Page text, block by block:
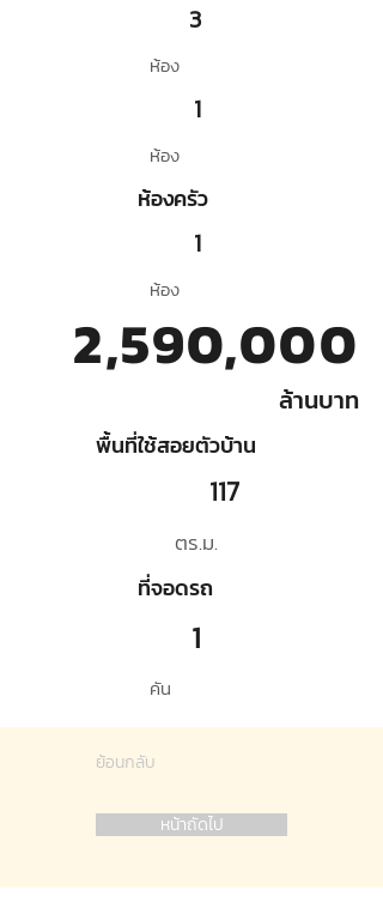
3
ห้อง
1
ห้อง
ห้องครัว
1
ห้อง
2,590,000
ล้านบาท
พื้นที่ใช้สอยตัวบ้าน
117
ตร.ม.
ที่จอดรถ
1
คัน
ย้อนกลับ
หน้าถัดไป